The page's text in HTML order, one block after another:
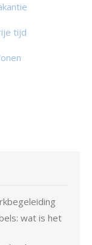
tijd
wat is het